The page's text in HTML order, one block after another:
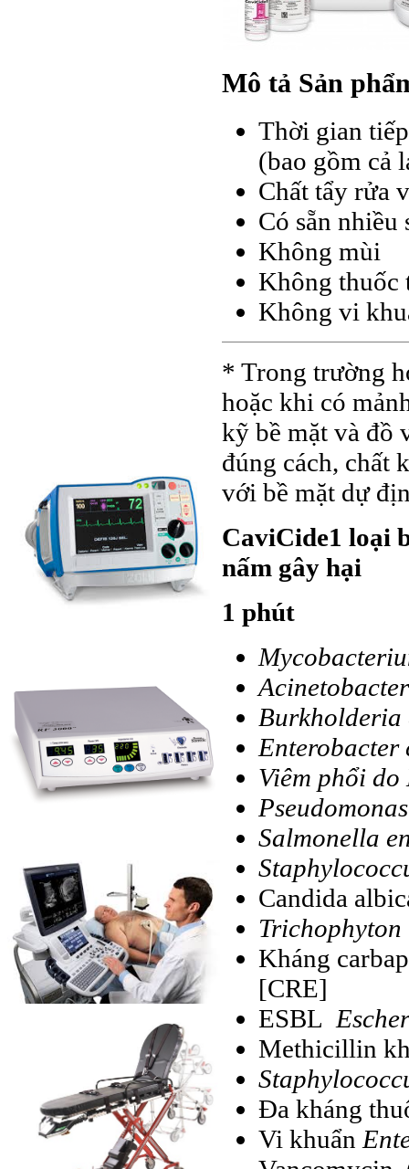
Mô tả Sản
Thời gian
(bao gồm cả
Chất tẩy rửa
Có sẵn nhiều
Không mùi
Không thuốc
Không vi
* Trong trường
hoặc khi có
kỹ bề mặt và đồ
đúng cách, chất
với bề mặt dự
CaviCide1 loại
nấm gây hại
1 phút
Burkholderia
Enterobacter
Viêm phổi
Salmonella
Candida
Trichophyton
Kháng
[CRE]
ESBL
Methicillin
Đa kháng
Vi khuẩn